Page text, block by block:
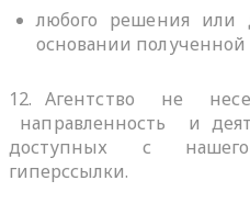
любого решения или
основании
12. Агентство не
направленность и
доступных с
гиперссылки.